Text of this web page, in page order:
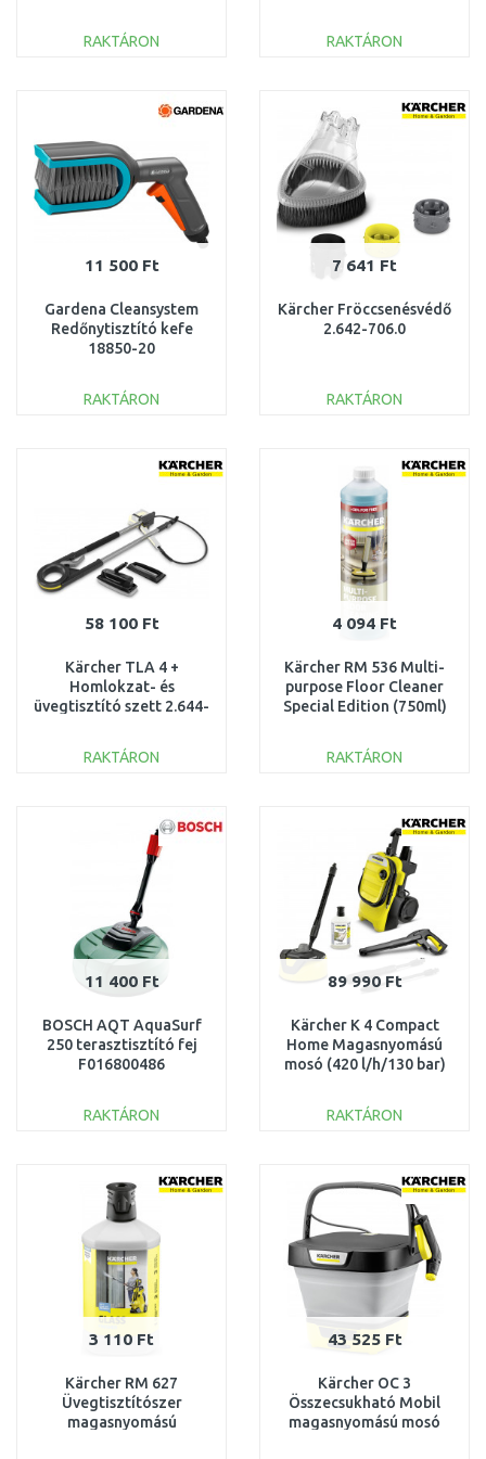
103.0
RAKTÁRON
Összehasonlítás
RAKTÁRON
Összehasonlítás
11 500 Ft
Gardena Cleansystem
Redőnytisztító kefe
18850-20
RAKTÁRON
Összehasonlítás
7 641 Ft
Kärcher Fröccsenésvédő
2.642-706.0
RAKTÁRON
Összehasonlítás
58 100 Ft
Kärcher TLA 4 +
Homlokzat- és
üvegtisztító szett 2.644-
RAKTÁRON
Összehasonlítás
4 094 Ft
Kärcher RM 536 Multi-
purpose Floor Cleaner
Special Edition (750ml)
RAKTÁRON
Összehasonlítás
11 400 Ft
BOSCH AQT AquaSurf
250 terasztisztító fej
F016800486
RAKTÁRON
Összehasonlítás
89 990 Ft
Kärcher K 4 Compact
Home Magasnyomású
mosó (420 l/h/130 bar)
RAKTÁRON
Összehasonlítás
3 110 Ft
Kärcher RM 627
Üvegtisztítószer
magasnyomású
43 525 Ft
Kärcher OC 3
Összecsukható Mobil
magasnyomású mosó